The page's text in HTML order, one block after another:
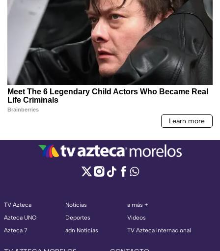
TV Azteca
Azteca UNO
Azteca 7
Noticias
Deportes
adn Noticias
a más +
Videos
TV Azteca Internacional